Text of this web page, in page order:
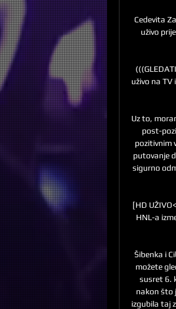
Cedevita
uživo
uživo na TV
Uz to,
post-
pozitivnim
putovanje
sigurno
[HD
HNL-a
Šibenka i
možete
susret 6.
nakon što
izgubila taj